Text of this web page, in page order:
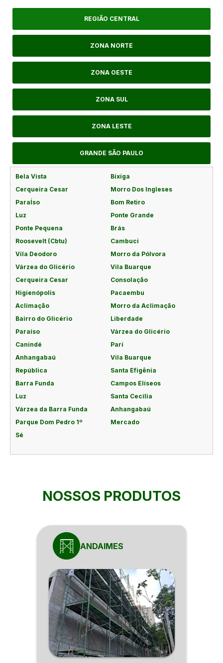
REGIÃO CENTRAL
ZONA NORTE
ZONA OESTE
ZONA SUL
ZONA LESTE
GRANDE SÃO PAULO
Bela Vista
Bixiga
Cerqueira Cesar
Morro Dos Ingleses
ParaÍso
Bom Retiro
Luz
Ponte Grande
Ponte Pequena
Brás
Roosevelt (Cbtu)
Cambuci
Vila Deodoro
Morro da Pólvora
Várzea do Glicério
Vila Buarque
Cerqueira Cesar
Consolação
Higienópolis
Pacaembu
Aclimação
Morro da Aclimação
Bairro do Glicério
Liberdade
Paraíso
Várzea do Glicério
Canindé
Pari
Anhangabaú
Vila Buarque
República
Santa Efigênia
Barra Funda
Campos Elíseos
Luz
Santa Cecília
Várzea da Barra Funda
Anhangabaú
Parque Dom Pedro 1º
Mercado
Sé
NOSSOS PRODUTOS
ANDAIMES